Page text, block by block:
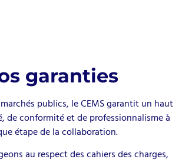
garanties
publics, le CEMS garantit un haut
de conformité et de professionnalisme à
étape de la collaboration.
au respect des cahiers des charges,